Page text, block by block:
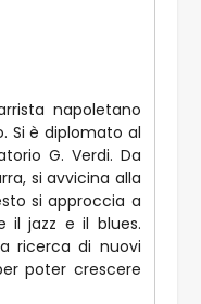
napoletano
Si è diplomato al
G. Verdi. Da
si avvicina alla
si approccia a
il jazz e il blues.
ricerca di nuovi
poter crescere